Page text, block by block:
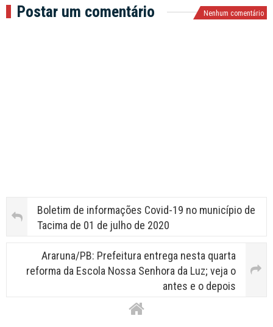
Postar um comentário Nenhum comentário
Boletim de informações Covid-19 no município de
Tacima de 01 de julho de 2020
Araruna/PB: Prefeitura entrega nesta quarta
reforma da Escola Nossa Senhora da Luz; veja o
antes e o depois